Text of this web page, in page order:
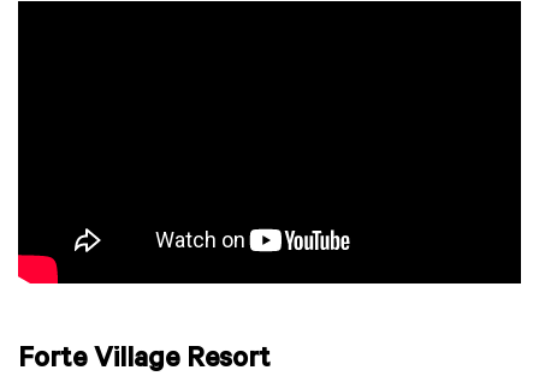
Forte Village Resort